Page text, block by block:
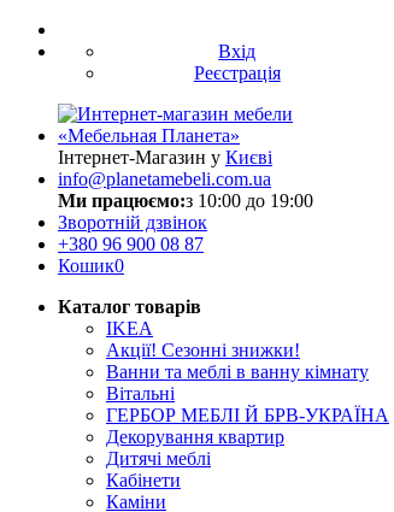
Вхід
Реєстрація
Інтернет-Магазин у Києві
info@planetamebeli.com.ua
Ми працюємо:з 10:00 до 19:00
Зворотній дзвінок
+380 96 900 08 87
Кошик0
Каталог товарів
IKEA
Акції! Сезонні знижки!
Ванни та меблі в ванну кімнату
Вітальні
ГЕРБОР МЕБЛІ Й БРВ-УКРАЇНА
Декорування квартир
Дитячі меблі
Кабінети
Каміни